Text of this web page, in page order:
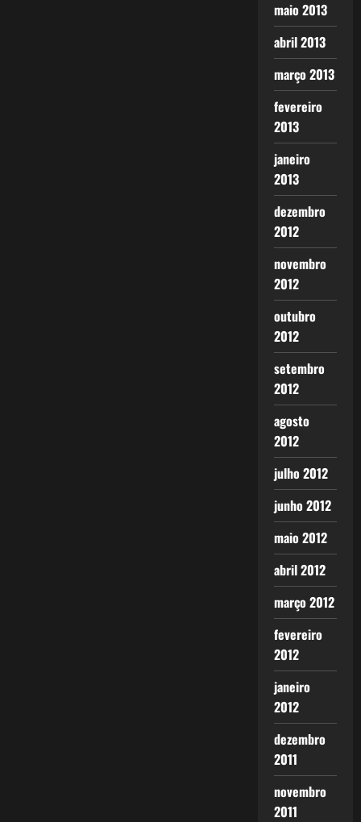
maio 2013
abril 2013
março 2013
fevereiro
2013
janeiro
2013
dezembro
2012
novembro
2012
outubro
2012
setembro
2012
agosto
2012
julho 2012
junho 2012
maio 2012
abril 2012
março 2012
fevereiro
2012
janeiro
2012
dezembro
2011
novembro
2011